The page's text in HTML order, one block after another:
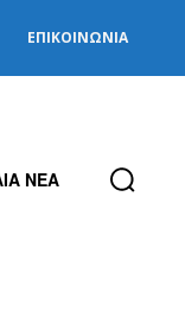
ΕΠΙΚΟΙΝΩΝΊΑ
ΝΕΑ